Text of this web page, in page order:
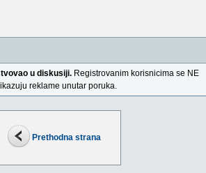
Prethodna strana
u diskusiji.Registrovanim korisnicima se NE
reklame unutar poruka.